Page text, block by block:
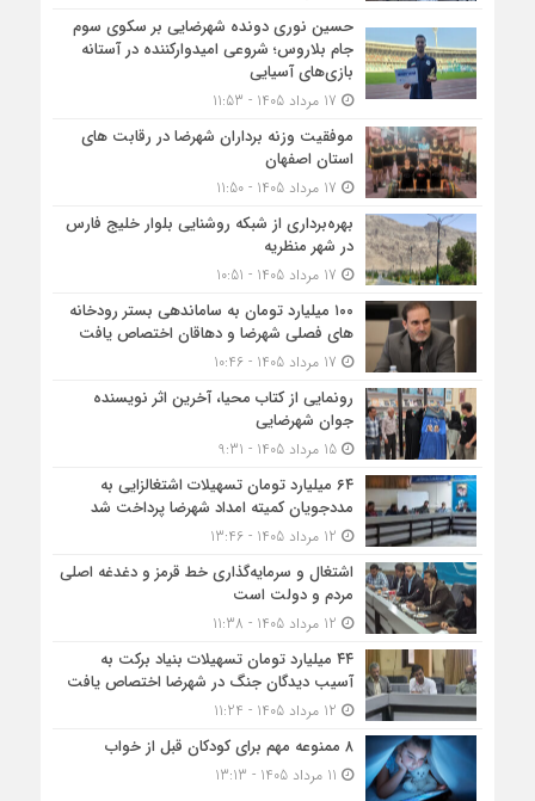
حسین نوری دونده شهرضایی بر سکوی سوم
جام بلاروس؛ شروعی امیدوارکننده در آستانه
بازی‌های آسیایی
موفقیت وزنه برداران شهرضا در رقابت های
استان اصفهان
بهره‌برداری از شبکه روشنایی بلوار خلیج فارس
در شهر منظریه
۱۰۰ میلیارد تومان به ساماندهی بستر رودخانه
های فصلی شهرضا و دهاقان اختصاص یافت
رونمایی از کتاب محیا، آخرین اثر نویسنده
جوان شهرضایی
15 مرداد 1405 - 9:31
۶۴ میلیارد تومان تسهیلات اشتغالزایی به
مددجویان کمیته امداد شهرضا پرداخت شد
اشتغال و سرمایه‌گذاری خط قرمز و دغدغه اصلی
مردم و دولت است
۴۴ میلیارد تومان تسهیلات بنیاد برکت به
آسیب دیدگان جنگ در شهرضا اختصاص یافت
۸ ممنوعه مهم برای کودکان قبل از خواب